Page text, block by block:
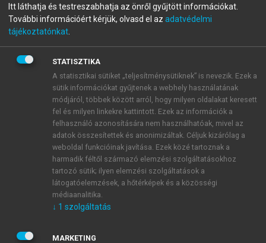
fiókoddal,vagy hozz létre új fiókot.
A regisztráció után apróbaidőszakautomatikusan
BELÉPÉS SAJÁT FIÓKKAL
ÚJ FIÓK LÉTREHOZÁSA
1 óra díjmentes hozzáférés
E-MAIL-CÍM
JELSZÓ
Itt láthatja és testreszabhatja az önről gyűjtött információkat.
További információért kérjük, olvasd el az adatvédelmi
tájékoztatónkat
STATISZTIKA
A statisztikai sütiket „teljesítménysütiknek” is nevezik. Ezek a
sütik információkat gyűjtenek a webhely használatának
módjáról, többek között arról, hogy milyen oldalakat keresett
fel és milyen linkekre kattintott. Ezek az információk a
felhasználó azonosítására nem használhatóak, mivel az
adatok összesítettek és anonimizáltak. Céljuk kizárólag a
weboldal funkcióinak javítása. Ezek közé tartoznak a
harmadik féltől származó elemzési szolgáltatásokhoz
tartozó sütik; ilyen elemzési szolgáltatások a
látogatóelemzések, a hőtérképek és a közösségi
médiaanalitika.
↓ 1 szolgáltatás
MARKETING